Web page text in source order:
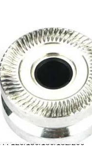
SAI120S27A
Collet/Flasque
120/150/180/182/200